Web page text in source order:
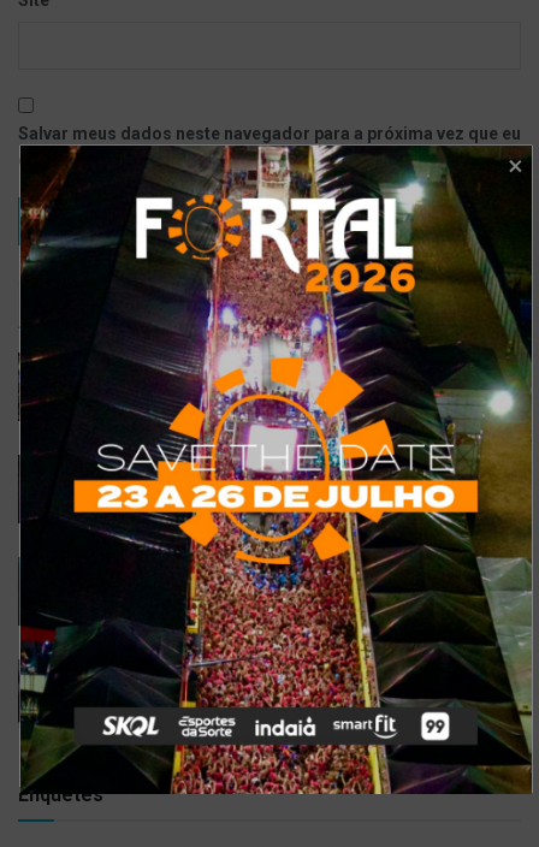
Salvar meus dados neste navegador para a próxima vez que eu
comentar.
COMMENTS RECENTES
Confira a programação completa do São João de
Maracanaú 2022
19 DE JULHO DE 2022
Confira 5 restaurantes temáticos em Fortaleza
para visitar neste feriado
6 DE SETEMBRO DE 2021
Gusttavo Lima inicia venda de ingressos para
festival em navio luxuoso; saiba mais
9 DE JULHO DE 2021
Bell Marques confirma live especial com
repertório do show ‘Só As Antigas’
6 DE ABRIL DE 2020
Enquetes